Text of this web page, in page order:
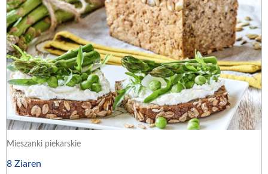
Mieszanki piekarskie
8 Ziaren